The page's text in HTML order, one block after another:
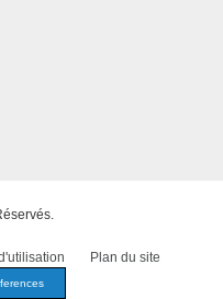
Plan du site